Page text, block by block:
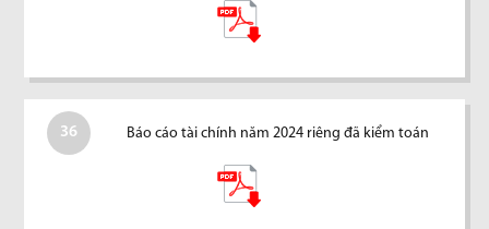
36 Báo cáo tài chính năm 2024 riêng đã kiểm toán